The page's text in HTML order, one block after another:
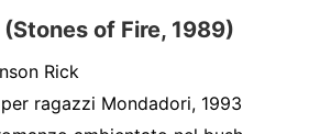
of Fire, 1989)
Rick
ragazzi Mondadori, 1993